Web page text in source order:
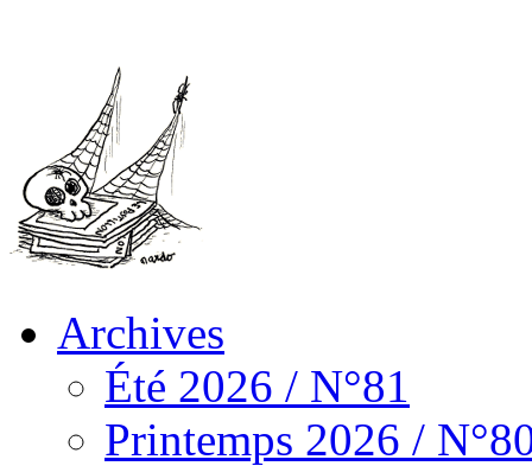
Archives
Été 2026 / N°81
Printemps 2026 /